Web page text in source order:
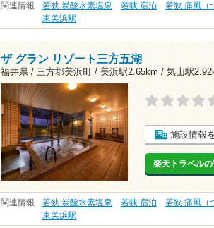
関連情報 若狭 炭酸水素塩泉 若狭 宿泊 若狭 痛風（
東美浜駅
ザ グラン リゾート三方五湖
福井県 / 三方郡美浜町 / 美浜駅2.65km / 気山駅
施設情報
楽天トラベル
関連情報 若狭 炭酸水素塩泉 若狭 宿泊 若狭 痛風（
東美浜駅